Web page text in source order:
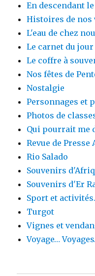
En descendant
Histoires de nos
L'eau de chez
Le carnet du jour
Le coffre à
Nos fêtes de
Nostalgie
Personnages et
Photos de
Qui pourrait me
Revue de
Rio Salado
Souvenirs
Souvenirs d'Er
Sport et activités.
Turgot
Vignes et
Voyage…